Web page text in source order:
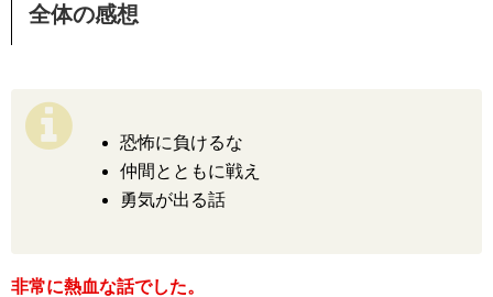
全体の感想
恐怖に負けるな
仲間とともに戦え
勇気が出る話
非常に熱血な話でした。